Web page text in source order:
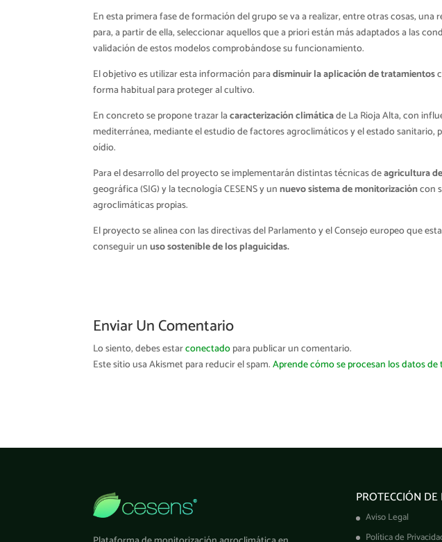
En esta primera fase de formación del grupo se va a realizar, entre otras cosas,
para, a partir de ella, seleccionar aquellos que a priori están más adaptados a las
validación de estos modelos comprobándose su funcionamiento.
El objetivo es utilizar esta información paradisminuir la aplicación de tratamientos
forma habitual para proteger al cultivo.
En concreto se propone trazar lacaracterización climáticade La Rioja Alta, con
mediterránea, mediante el estudio de factores agroclimáticos y el estado sanitario,
oídio.
Para el desarrollo del proyecto se implementarán distintas técnicas deagricultura
geográfica (SIG) y la tecnología CESENS y unnuevo sistema de monitorizacióncon
agroclimáticas propias.
El proyecto se alinea con las directivas del Parlamento y el Consejo europeo que
conseguir unuso sostenible de los plaguicidas.
Enviar Un Comentario
Lo siento, debes estarconectadopara publicar un comentario.
Este sitio usa Akismet para reducir el spam.Aprende cómo se procesan los datos
PROTECCIÓN
Aviso Legal
Política de